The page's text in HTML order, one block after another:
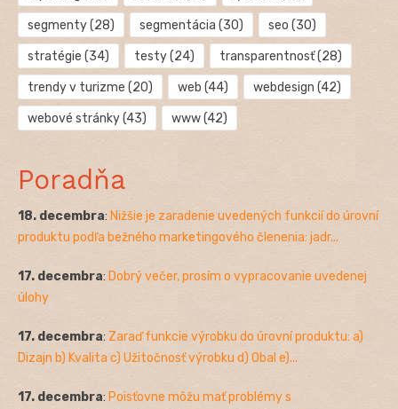
segmenty(28) segmentácia (30) seo (30)
stratégie (34) testy(24) transparentnosť(28)
trendy v turizme (20) web (44) webdesign (42)
webové stránky(43) www(42)
Poradňa
18. decembra: Nižšie je zaradenie uvedených funkcií do úrovní
produktu podľa bežného marketingového členenia: jadr...
17. decembra: Dobrý večer, prosím o vypracovanie uvedenej
úlohy
17. decembra: Zaraď funkcie výrobku do úrovní produktu: a)
Dizajn b) Kvalita c) Užitočnosť výrobku d) Obal e)...
17. decembra: Poisťovne môžu mať problémy s